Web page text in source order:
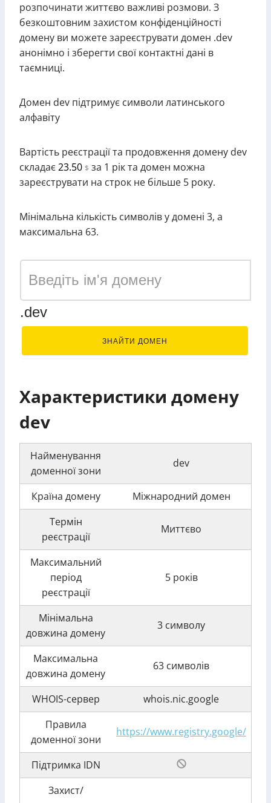
розпочинати життєво важливі розмови. З
безкоштовним захистом конфіденційності
домену ви можете зареєструвати домен .dev
анонімно і зберегти свої контактні дані в
таємниці.
Домен dev підтримує символи латинського
алфавіту
Вартість реєстрації та продовження домену dev
складає23.50 $ за 1 рік та домен можна
зареєструвати на строк не більше 5 року.
Мінімальна кількість символів у домені 3, а
максимальна 63.
.dev
ЗНАЙТИ ДОМЕН
Характеристики домену
dev
Найменування
доменної зони
dev
Країна домену
Міжнародний домен
Термін
реєстрації
Миттєво
Максимальний
період
реєстрації
5 років
Мінімальна
довжина домену
3 символу
Максимальна
довжина домену
63 символів
WHOIS-сервер
whois.nic.google
Правила
доменної зони
https://www.registry.google/
Підтримка IDN
Захист/